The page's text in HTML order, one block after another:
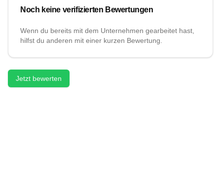
Noch keine verifizierten Bewertungen
Wenn du bereits mit dem Unternehmen gearbeitet hast,
hilfst du anderen mit einer kurzen Bewertung.
Jetzt bewerten